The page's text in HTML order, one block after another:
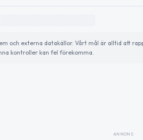
och externa datakällor. Vårt mål är alltid att
kontroller kan fel förekomma.
ANNONS